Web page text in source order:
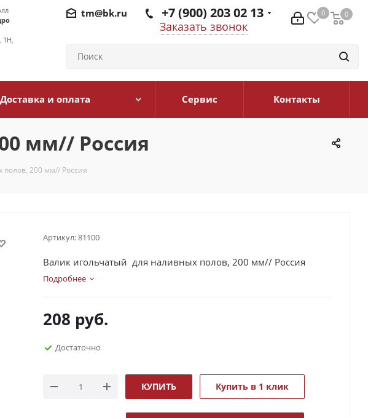
0 0
0
+7 (900) 203 02 13
Заказать звонок
tm@bk.ru
1Н,
Доставка и оплата Сервис Контакты
мм// Россия
полов, 200 мм// Россия
Артикул:81100
Валик игольчатый для наливных полов, 200 мм// Россия
Подробнее
208 руб.
Достаточно
КУПИТЬ Купить в 1 клик